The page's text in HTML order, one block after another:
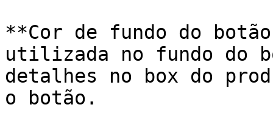
**Cor de fundo do
utilizada no fundo do
detalhes no box do
o botão.